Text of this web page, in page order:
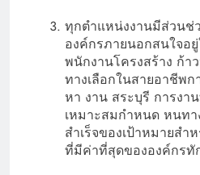
ทุกตำแหน่งงานมีส่วนช่
องค์กรภายนอกสนใจอยู่
พนักงานโครงสร้าง ก้า
ทางเลือกในสายอาชีพ
หา งาน สระบุรี การงา
เหมาะสมกำหนด หนทา
สำเร็จของเป้าหมายสำ
ที่มีค่าที่สุดขององค์กรทั